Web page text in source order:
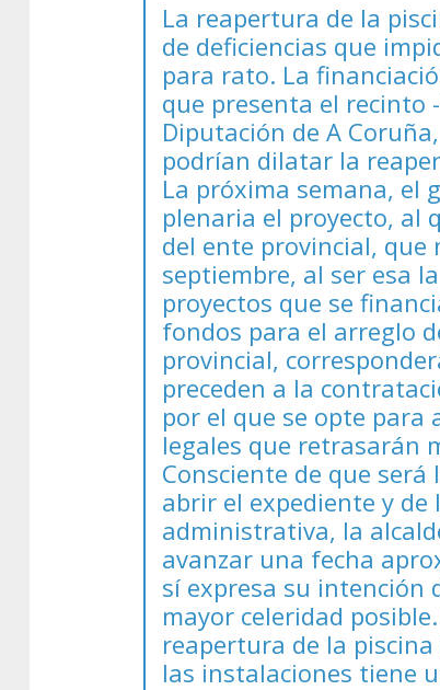
La reapertura de la
de deficiencias que
para rato. La
que presenta el recinto
Diputación de A
podrían dilatar la
La próxima semana, el
plenaria el proyecto, al
del ente provincial, que
septiembre, al ser esa
proyectos que se
fondos para el arreglo
provincial,
preceden a la
por el que se opte
legales que retrasarán
Consciente de que
abrir el expediente y
administrativa, la
avanzar una fecha
sí expresa su intención
mayor celeridad
reapertura de la
las instalaciones tiene